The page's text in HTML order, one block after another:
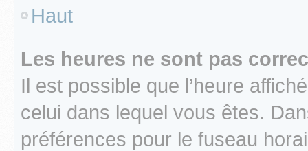
Haut
Les heures ne sont pas
Il est possible que l’heure
celui dans lequel vous êtes.
préférences pour le fuseau